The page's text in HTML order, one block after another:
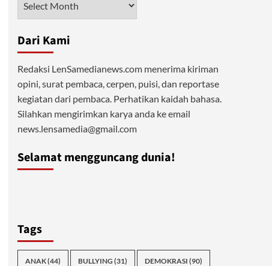
Dari Kami
Redaksi LenSamedianews.com menerima kiriman
opini, surat pembaca, cerpen, puisi, dan reportase
kegiatan dari pembaca. Perhatikan kaidah bahasa.
Silahkan mengirimkan karya anda ke email
news.lensamedia@gmail.com
Selamat mengguncang dunia!
Tags
ANAK(44) BULLYING (31) DEMOKRASI (90)